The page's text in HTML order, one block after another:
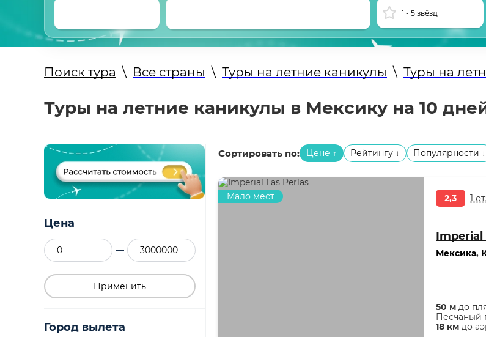
1 - 5 звёзд
Поиск тура \ Все страны \ Туры на летние каникулы \ Туры на
Туры на летние каникулы в Мексику на 10
Цена
—
Применить
Город вылета
Сортировать по: Цене ↑ Рейтингу ↓ Популярности ↓
Мало мест 2,3 1
Imperial
Мексика,
50 м до
Песчаный
18 км до